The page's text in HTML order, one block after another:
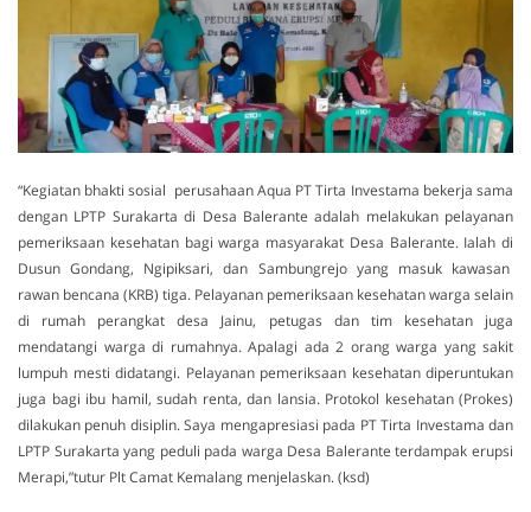
“Kegiatan bhakti sosial perusahaan Aqua PT Tirta Investama bekerja sama
dengan LPTP Surakarta di Desa Balerante adalah melakukan pelayanan
pemeriksaan kesehatan bagi warga masyarakat Desa Balerante. Ialah di
Dusun Gondang, Ngipiksari, dan Sambungrejo yang masuk kawasan
rawan bencana (KRB) tiga. Pelayanan pemeriksaan kesehatan warga selain
di rumah perangkat desa Jainu, petugas dan tim kesehatan juga
mendatangi warga di rumahnya. Apalagi ada 2 orang warga yang sakit
lumpuh mesti didatangi. Pelayanan pemeriksaan kesehatan diperuntukan
juga bagi ibu hamil, sudah renta, dan lansia. Protokol kesehatan (Prokes)
dilakukan penuh disiplin. Saya mengapresiasi pada PT Tirta Investama dan
LPTP Surakarta yang peduli pada warga Desa Balerante terdampak erupsi
Merapi,”tutur Plt Camat Kemalang menjelaskan. (ksd)